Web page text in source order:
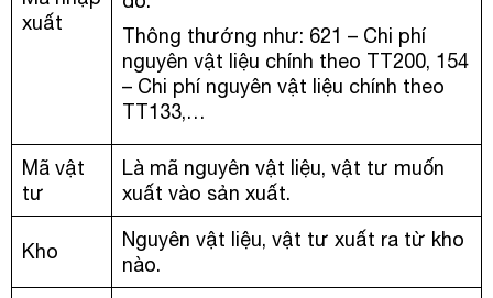
xuất
Thông thướng như: 621 – Chi phí
nguyên vật liệu chính theo TT200, 154
– Chi phí nguyên vật liệu chính theo
TT133,…
Mã vật
tư
Là mã nguyên vật liệu, vật tư muốn
xuất vào sản xuất.
Kho
Nguyên vật liệu, vật tư xuất ra từ kho
nào.